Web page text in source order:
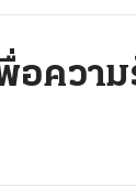
อความ